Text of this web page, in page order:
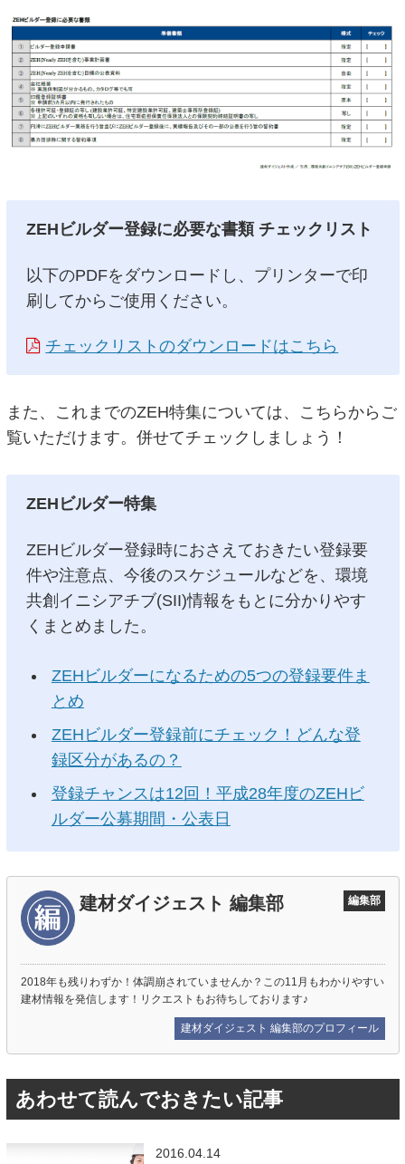
ZEHビルダー登録に必要な書類 チェックリスト
以下のPDFをダウンロードし、プリンターで印
刷してからご使用ください。
チェックリストのダウンロードはこちら
また、これまでのZEH特集については、こちらからご
覧いただけます。併せてチェックしましょう！
ZEHビルダー特集
ZEHビルダー登録時におさえておきたい登録要
件や注意点、今後のスケジュールなどを、環境
共創イニシアチブ(SII)情報をもとに分かりやす
くまとめました。
ZEHビルダーになるための5つの登録要件ま
とめ
ZEHビルダー登録前にチェック！どんな登
録区分があるの？
登録チャンスは12回！平成28年度のZEHビ
ルダー公募期間・公表日
建材ダイジェスト 編集部 編集部
2018年も残りわずか！体調崩されていませんか？この11月もわかりやすい
建材情報を発信します！リクエストもお待ちしております♪
建材ダイジェスト 編集部のプロフィール
あわせて読んでおきたい記事
2016.04.14